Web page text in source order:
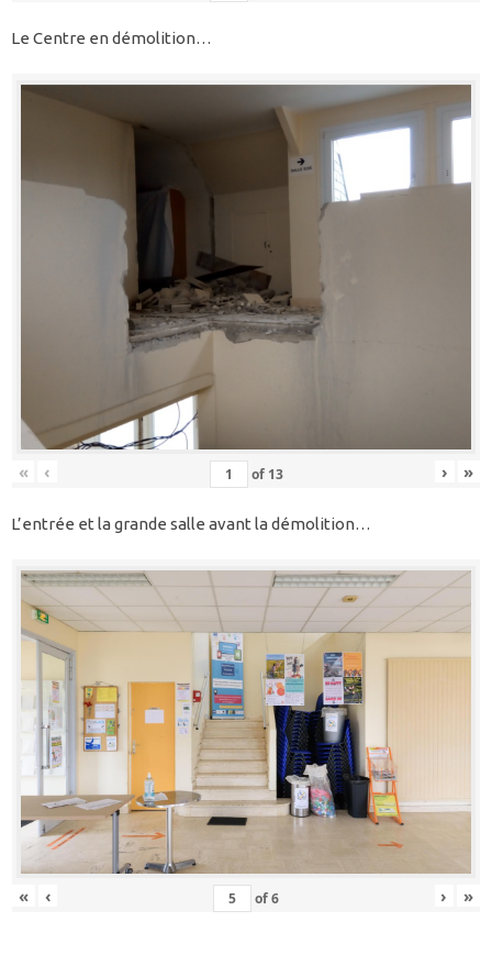
Le Centre en démolition…
« ‹ of 13 › »
L’entrée et la grande salle avant la démolition…
« ‹ of6 › »